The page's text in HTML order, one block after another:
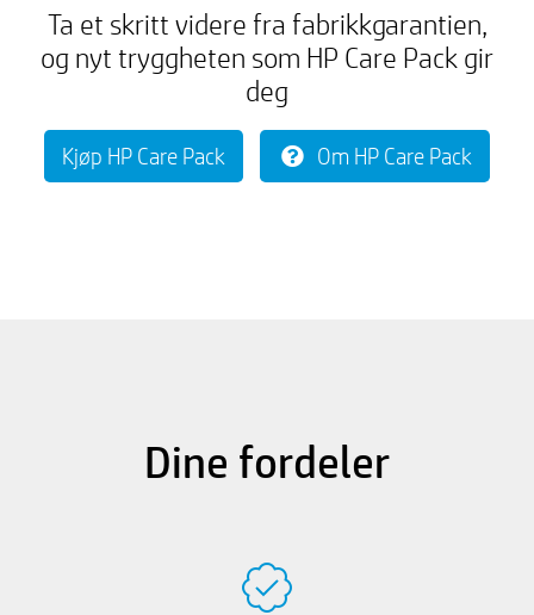
Ta et skritt videre fra fabrikkgarantien,
og nyt tryggheten som HP Care Pack gir
deg
Kjøp HP Care Pack Om HP Care Pack
Dine fordeler